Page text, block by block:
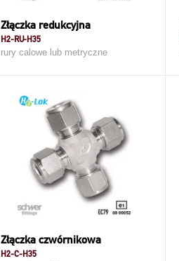
Złączka redukcyjna
H2-RU-H35
rury calowe lub metryczne
Złączka czwórnikowa
H2-C-H35